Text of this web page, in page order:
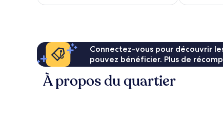
Connectez-vous pour découvrir
pouvez bénéficier. Plus de
À propos du quartier